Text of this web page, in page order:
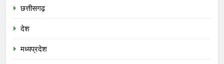
छत्तीसगढ़
देश
मध्‍यप्रदेश